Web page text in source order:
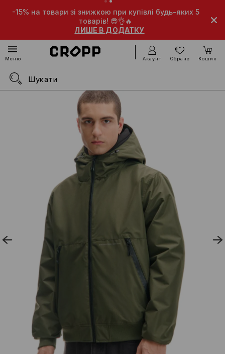
-15% на товари зі знижкою при купівлі будь-яких 5
товарів! 😎👌🔥
ЛИШЕ В ДОДАТКУ
Меню Акаунт Обране Кошик